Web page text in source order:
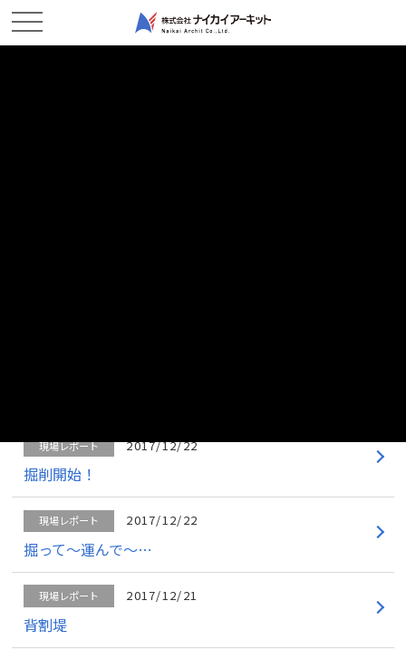
現場レポート 2017/12/22
掘削開始！
現場レポート 2017/12/22
掘って～運んで～…
現場レポート 2017/12/21
背割堤